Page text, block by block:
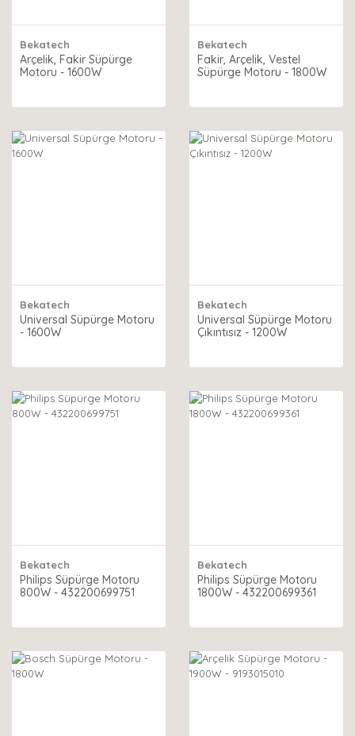
Bekatech
Arçelik, Fakir Süpürge
Motoru - 1600W
Bekatech
Fakir, Arçelik, Vestel
Süpürge Motoru - 1800W
Bekatech
Universal Süpürge Motoru
- 1600W
Bekatech
Universal Süpürge Motoru
Çıkıntısız - 1200W
Bekatech
Philips Süpürge Motoru
800W - 432200699751
Bekatech
Philips Süpürge Motoru
1800W - 432200699361